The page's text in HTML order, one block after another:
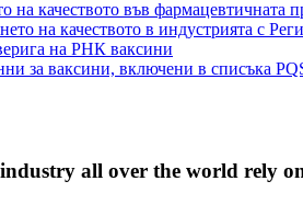
на качеството във фармацевтичната
на качеството в индустрията с
на РНК ваксини
за ваксини, включени в списъка
all over the world rely